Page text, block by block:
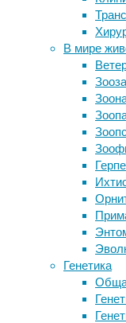
В мире
Генетика
описали
случай
инсульта
молодой
женщины
после
того,
как
она
на
круговым
Как
целевой
Признаки
семьи